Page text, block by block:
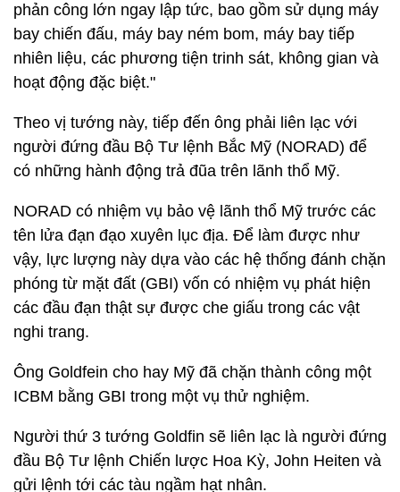
phản công lớn ngay lập tức, bao gồm sử dụng máy
bay chiến đấu, máy bay ném bom, máy bay tiếp
nhiên liệu, các phương tiện trinh sát, không gian và
hoạt động đặc biệt."
Theo vị tướng này, tiếp đến ông phải liên lạc với
người đứng đầu Bộ Tư lệnh Bắc Mỹ (NORAD) để
có những hành động trả đũa trên lãnh thổ Mỹ.
NORAD có nhiệm vụ bảo vệ lãnh thổ Mỹ trước các
tên lửa đạn đạo xuyên lục địa. Để làm được như
vậy, lực lượng này dựa vào các hệ thống đánh chặn
phóng từ mặt đất (GBI) vốn có nhiệm vụ phát hiện
các đầu đạn thật sự được che giấu trong các vật
nghi trang.
Ông Goldfein cho hay Mỹ đã chặn thành công một
ICBM bằng GBI trong một vụ thử nghiệm.
Người thứ 3 tướng Goldfin sẽ liên lạc là người đứng
đầu Bộ Tư lệnh Chiến lược Hoa Kỳ, John Heiten và
gửi lệnh tới các tàu ngầm hạt nhân.